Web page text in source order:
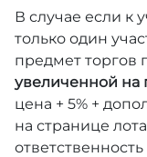
В случае если к
только один
предмет торгов
увеличенной на
цена + 5% +
на странице